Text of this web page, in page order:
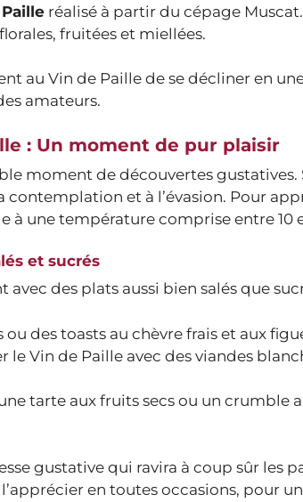
réalisé à partir du cépage
fruitées et miellées.
au Vin de Paille de se décliner en
amateurs.
: Un moment de pur plaisir
moment de découvertes gustatives.
et à l’évasion. Pour
une température comprise entre 10
et sucrés
des plats aussi bien salés que
des toasts au chèvre frais et aux
le Vin de Paille avec des viandes
tarte aux fruits secs ou un crumble
gustative qui ravira à coup sûr les
l’apprécier en toutes occasions, pour